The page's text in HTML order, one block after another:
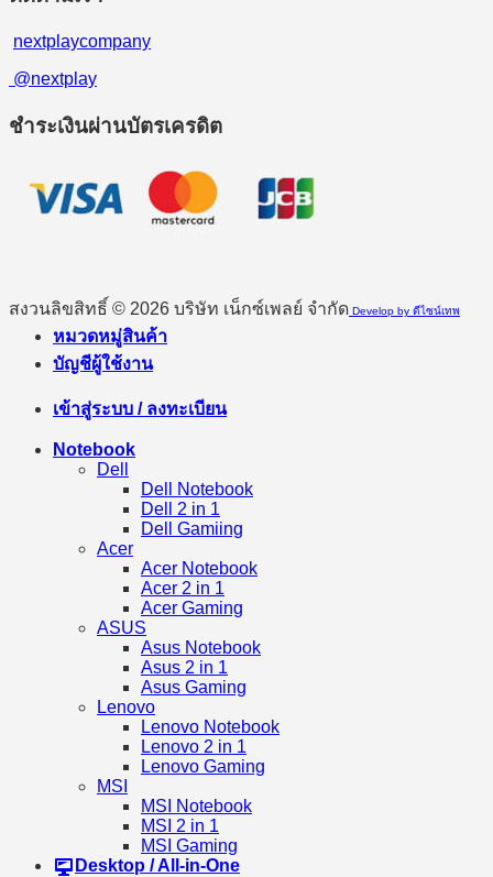
nextplaycompany
@nextplay
ชำระเงินผ่านบัตรเครดิต
สงวนลิขสิทธิ์ © 2026 บริษัท เน็กซ์เพลย์ จำกัด Develop by ดีไซน์เทพ
หมวดหมู่สินค้า
บัญชีผู้ใช้งาน
เข้าสู่ระบบ / ลงทะเบียน
Notebook
Dell
Dell Notebook
Dell 2 in 1
Dell Gamiing
Acer
Acer Notebook
Acer 2 in 1
Acer Gaming
ASUS
Asus Notebook
Asus 2 in 1
Asus Gaming
Lenovo
Lenovo Notebook
Lenovo 2 in 1
Lenovo Gaming
MSI
MSI Notebook
MSI 2 in 1
MSI Gaming
Desktop / All-in-One